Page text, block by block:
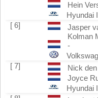
Hein
Hyundai
[ 6]
Jasper
Kolman
-
[ 7]
Nick
Joyce
Hyundai